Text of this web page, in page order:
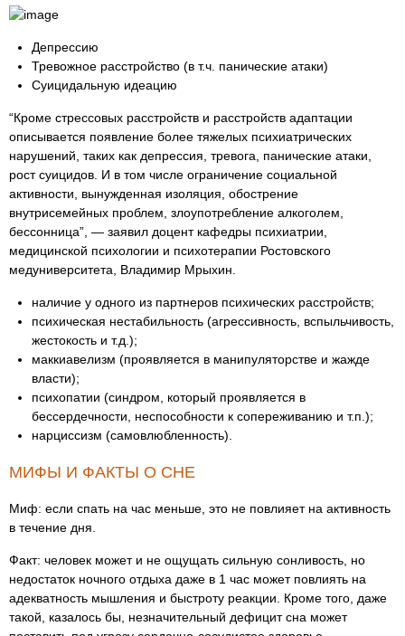
Депрессию
Тревожное расстройство (в т.ч. панические атаки)
Суицидальную идеацию
“Кроме стрессовых расстройств и расстройств адаптации
описывается появление более тяжелых психиатрических
нарушений, таких как депрессия, тревога, панические атаки,
рост суицидов. И в том числе ограничение социальной
активности, вынужденная изоляция, обострение
внутрисемейных проблем, злоупотребление алкоголем,
бессонница”, — заявил доцент кафедры психиатрии,
медицинской психологии и психотерапии Ростовского
медуниверситета, Владимир Мрыхин.
наличие у одного из партнеров психических расстройств;
психическая нестабильность (агрессивность, вспыльчивость,
жестокость и т.д.);
маккиавелизм (проявляется в манипуляторстве и жажде
власти);
психопатии (синдром, который проявляется в
бессердечности, неспособности к сопереживанию и т.п.);
нарциссизм (самовлюбленность).
МИФЫ И ФАКТЫ О СНЕ
Миф: если спать на час меньше, это не повлияет на активность
в течение дня.
Факт: человек может и не ощущать сильную сонливость, но
недостаток ночного отдыха даже в 1 час может повлиять на
адекватность мышления и быстроту реакции. Кроме того, даже
такой, казалось бы, незначительный дефицит сна может